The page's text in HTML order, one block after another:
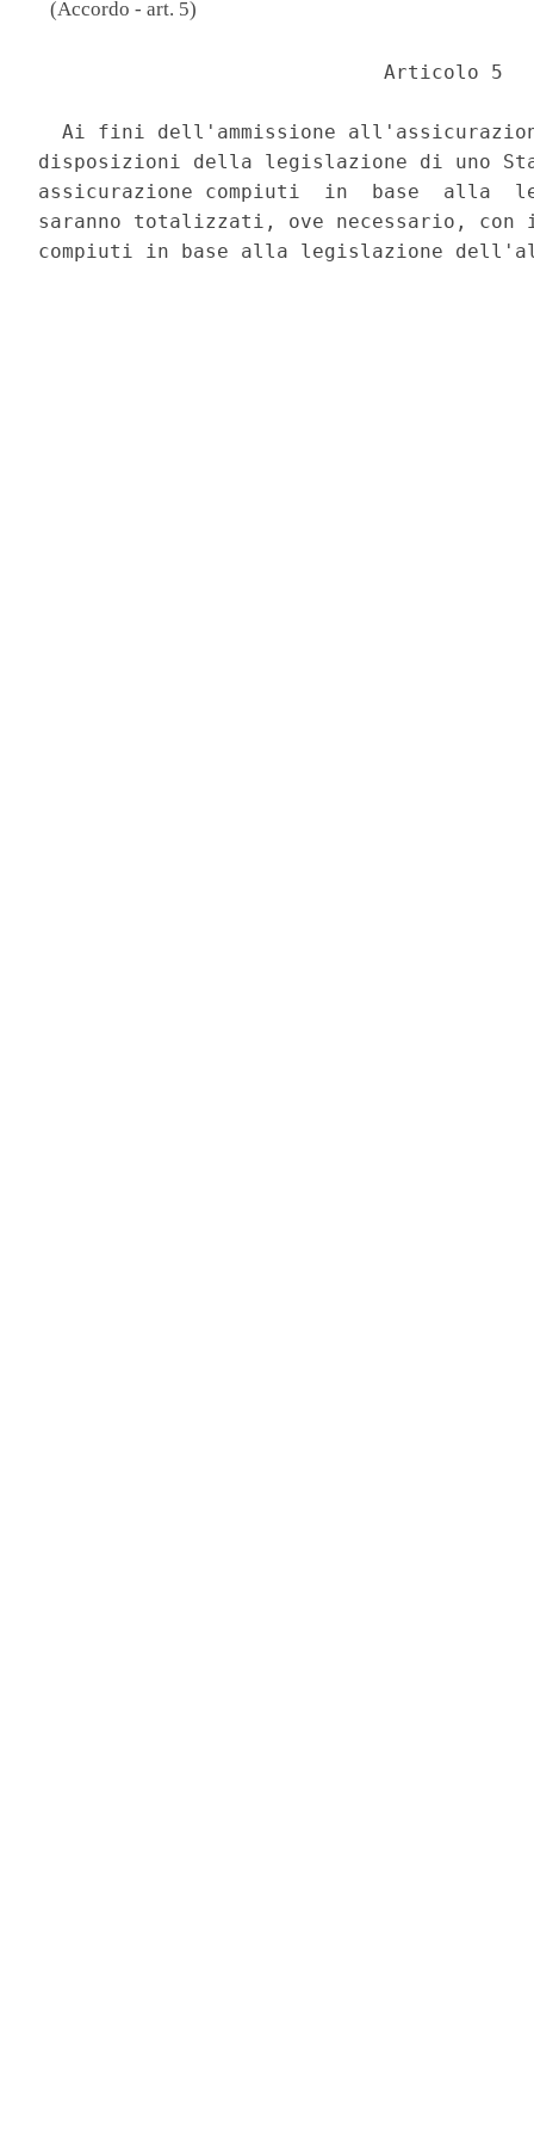
(Accordo - art. 5)
                             Articolo 5
Ai fini dell'ammissione
disposizioni della legislazione di uno
assicurazione compiuti  in  base  alla
saranno totalizzati, ove necessario,